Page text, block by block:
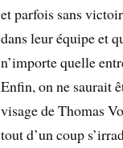
et parfois sans
dans leur équipe et
n’importe quelle
Enfin, on ne saurait
visage de Thomas
tout d’un coup